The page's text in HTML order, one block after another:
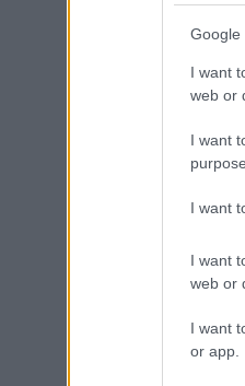
Google
I want
web or
I want
I want
I want
web or
I want
or app.
Μάθε
ΑΣΕΠ: